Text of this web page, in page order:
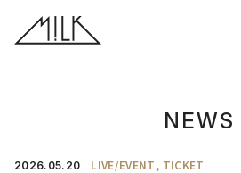
NEWS
2026. 05.20 LIVE/EVENT TICKET